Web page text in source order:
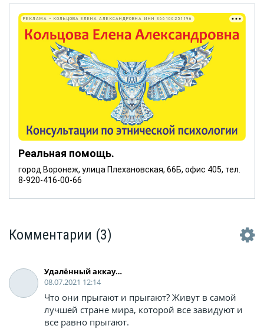
Реальная помощь.
город Воронеж, улица Плехановская, 66Б, офис 405, тел.
8-920-416-00-66
РЕКЛАМА • КОЛЬЦОВА ЕЛЕНА АЛЕКСАНДРОВНА ИНН 366100251196
Комментарии (3)
Удалённый аккаунт
08.07.2021 12:14
Что они прыгают и прыгают? Живут в самой
лучшей стране мира, которой все завидуют и
все равно прыгают.